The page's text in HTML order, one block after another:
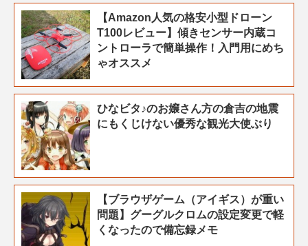
【Amazon人気の格安小型ドローン
T100レビュー】傾きセンサー内蔵コ
ントローラで簡単操作！入門用にめち
ゃオススメ
ひなビタ♪のお嬢さん方の倉吉の地震
にもくじけない優秀な観光大使ぶり
【ブラウザゲーム（アイギス）が重い
問題】グーグルクロムの設定変更で軽
くなったので備忘録メモ